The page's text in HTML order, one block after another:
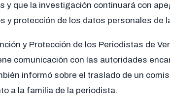
y que la investigación continuará con
y protección de los datos personales de
y Protección de los Periodistas de
comunicación con las autoridades
informó sobre el traslado de un
a la familia de la periodista.